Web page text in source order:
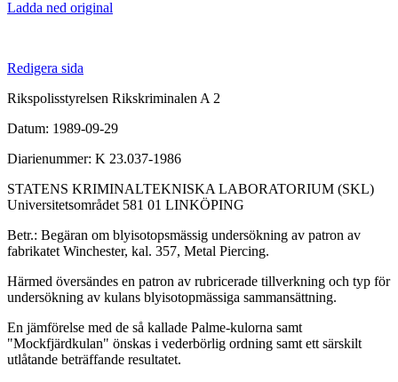
Ladda ned original
Redigera sida
Rikspolisstyrelsen Rikskriminalen A 2
Datum: 1989-09-29
Diarienummer: K 23.037-1986
STATENS KRIMINALTEKNISKA LABORATORIUM (SKL)
Universitetsområdet 581 01 LINKÖPING
Betr.: Begäran om blyisotopsmässig undersökning av patron av
fabrikatet Winchester, kal. 357, Metal Piercing.
Härmed översändes en patron av rubricerade tillverkning och typ för
undersökning av kulans blyisotopmässiga sammansättning.
En jämförelse med de så kallade Palme-kulorna samt
"Mockfjärdkulan" önskas i vederbörlig ordning samt ett särskilt
utlåtande beträffande resultatet.